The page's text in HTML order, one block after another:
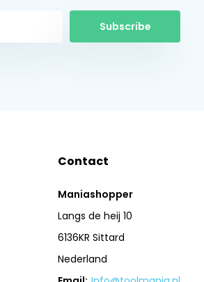
Subscribe
Contact
Maniashopper
Langs de heij 10
6136KR Sittard
Nederland